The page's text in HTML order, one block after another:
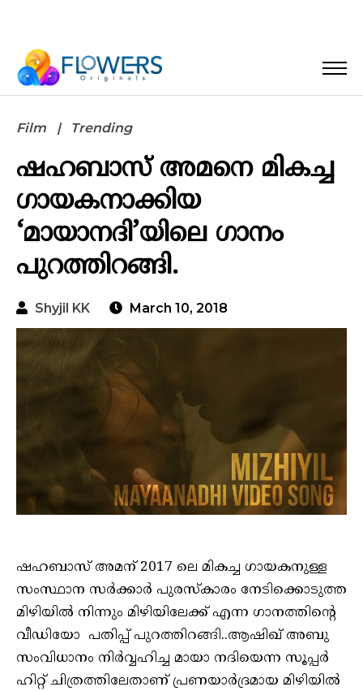
Film Trending
ഷഹബാസ് അമനെ മികച്ച
ഗായകനാക്കിയ
‘മായാനദി’യിലെ ഗാനം
പുറത്തിറങ്ങി.
Shyjil KK March 10, 2018
ഷഹബാസ് അമന് 2017 ലെ മികച്ച ഗായകനുള്ള
സംസ്ഥാന സർക്കാർ പുരസ്‌കാരം നേടിക്കൊടുത്ത
മിഴിയിൽ നിന്നും മിഴിയിലേക്ക് എന്ന ഗാനത്തിന്റെ
വീഡിയോ പതിപ്പ് പുറത്തിറങ്ങി..ആഷിഖ് അബു
സംവിധാനം നിർവ്വഹിച്ച മായാ നദിയെന്ന സൂപ്പർ
ഹിറ്റ് ചിത്രത്തിലേതാണ് പ്രണയാർദ്രമായ മിഴിയിൽ